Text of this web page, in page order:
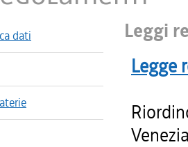
dati Leggi
Legge